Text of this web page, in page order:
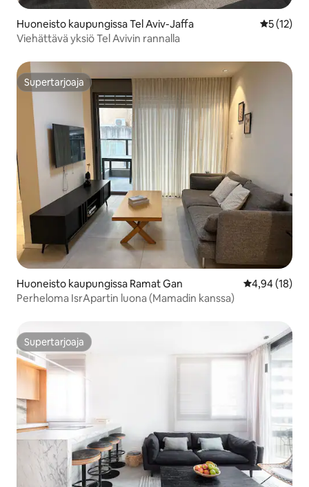
Huoneisto kaupungissa Tel Aviv-Jaffa
5 (12)
Viehättävä yksiö Tel Avivin rannalla
Supertarjoaja
Supertarjoaja
Huoneisto kaupungissa Ramat Gan
4,94 (18)
Perheloma IsrApartin luona (Mamadin kanssa)
Supertarjoaja
Supertarjoaja